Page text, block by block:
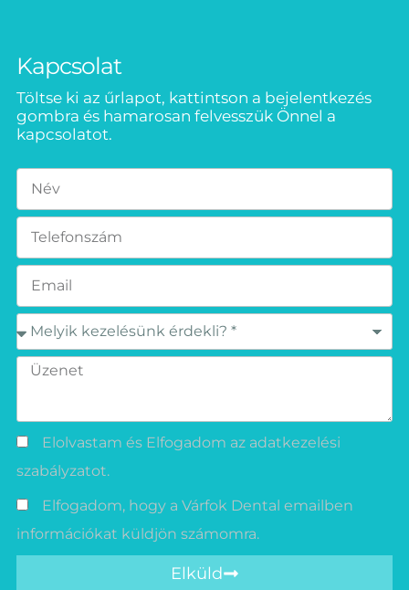
Kapcsolat
Töltse ki az űrlapot, kattintson a bejelentkezés
gombra és hamarosan felvesszük Önnel a
kapcsolatot.
Elolvastam és Elfogadom az adatkezelési
szabályzatot.
Elfogadom, hogy a Várfok Dental emailben
információkat küldjön számomra.
Elküld